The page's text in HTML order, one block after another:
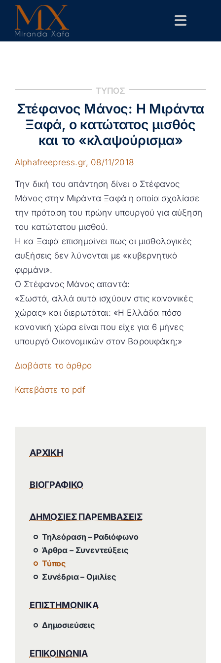
Skip
content
Toggle
Αρχική
Δημόσιες Παρεμβάσεις
Επιστημονικά
Επικοινωνία
ΤΥΠΟΣ
Στέφανος Μάνος: Η Μιράντα
Ξαφά, ο κατώτατος μισθός
και το «κλαψούρισμα»
Alphafreepress.gr, 08/11/2018
Την δική του απάντηση δίνει ο Στέφανος
Μάνος στην Μιράντα Ξαφά η οποία σχολίασε
την πρόταση του πρώην υπουργού για αύξηση
του κατώτατου μισθού.
Η κα Ξαφά επισημαίνει πως οι μισθολογικές
αυξήσεις δεν λύνονται με «κυβερνητικό
φιρμάνι».
Ο Στέφανος Μάνος απαντά:
«Σωστά, αλλά αυτά ισχύουν στις κανονικές
χώρας» και διερωτάται: «Η Ελλάδα πόσο
κανονική χώρα είναι που είχε για 6 μήνες
υπουργό Οικονομικών στον Βαρουφάκη;»
Διαβάστε το άρθρο
Κατεβάστε το pdf
ΑΡΧΙΚΗ
ΒΙΟΓΡΑΦΙΚΟ
ΔΗΜΟΣΙΕΣ ΠΑΡΕΜΒΑΣΕΙΣ
Τηλεόραση – Ραδιόφωνο
Άρθρα – Συνεντεύξεις
Τύπος
Συνέδρια – Ομιλίες
ΕΠΙΣΤΗΜΟΝΙΚΑ
Δημοσιεύσεις
ΕΠΙΚΟΙΝΩΝΙΑ